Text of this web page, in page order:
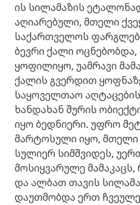
ის სილამაზის
აღიარებული, მთელი
საქართველოს
ბევრი ქალი ოცნებობდა,
ყოფილიყო, უამრავი
ქალის გვერდით
საყოველთაო
ხანდახან შურის
იყო ბედნიერი. უფრო
მარტოსული იყო,
სულიერ სიმშვიდეს,
მოსიყვარულე მამაკაცს,
და ალბათ თავის
დაუთმობდა ერთ